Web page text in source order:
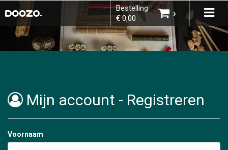
×
Bestelling
€ 0,00
›
Kies bestelmethode
U heeft nog geen producten in uw
winkelmandje.
Mijn account - Registreren
Voornaam